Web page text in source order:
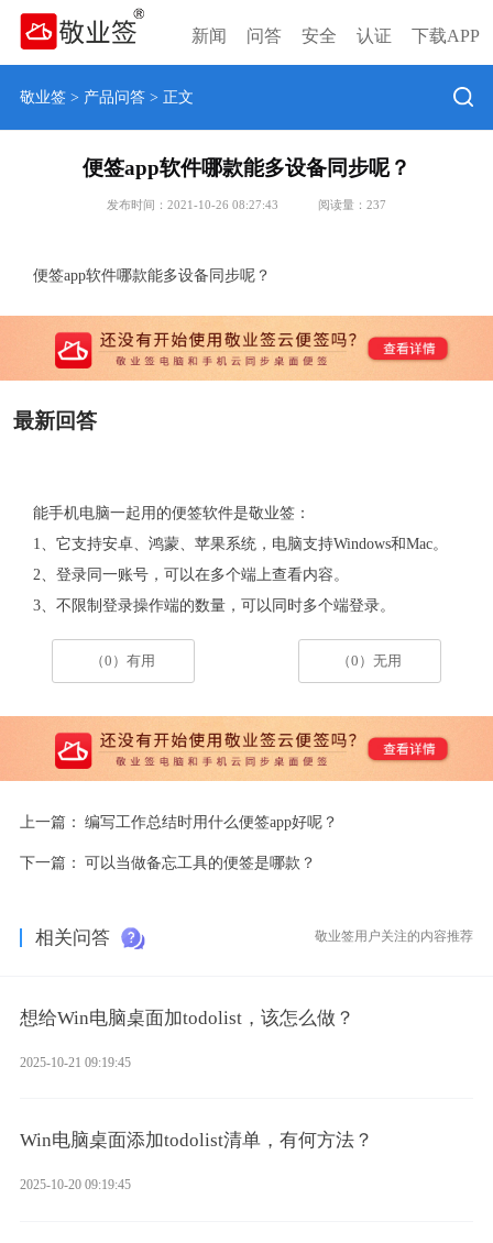
新闻 问答 安全 认证 下载APP
敬业签> 产品问答> 正文
便签app软件哪款能多设备同步呢？
发布时间：2021-10-26 08:27:43 阅读量： 237
便签app软件哪款能多设备同步呢？
最新回答
能手机电脑一起用的便签软件是敬业签：
1、它支持安卓、鸿蒙、苹果系统，电脑支持Windows和Mac。
2、登录同一账号，可以在多个端上查看内容。
3、不限制登录操作端的数量，可以同时多个端登录。
（0）有用 （0）无用
上一篇： 编写工作总结时用什么便签app好呢？
下一篇： 可以当做备忘工具的便签是哪款？
相关问答 敬业签用户关注的内容推荐
想给Win电脑桌面加todolist，该怎么做？
2025-10-21 09:19:45
Win电脑桌面添加todolist清单，有何方法？
2025-10-20 09:19:45